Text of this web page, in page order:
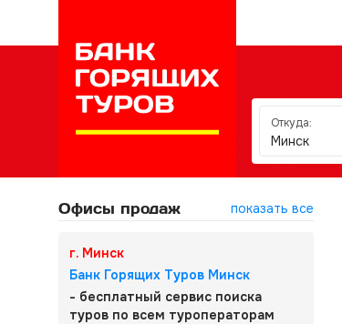
Откуда:
Минск
Офисы продаж показать все
г. Минск
Банк Горящих Туров Минск
- бесплатный сервис поиска
туров по всем туроператорам